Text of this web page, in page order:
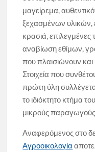
μαγείρεμα,
ξεχασμένων υλικών,
κρασιά, επιλεγμένες
αναβίωση εθίμων,
που πλαισιώνουν και
Στοιχεία που
πρώτη ύλη
το ιδιόκτητο κτήμα
μικρούς
Αναφερόμενος στο
Αγροοικολογία